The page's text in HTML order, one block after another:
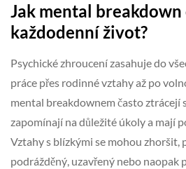
Jak mental
každodenní život?
Psychické zhroucení zasahuje do
práce přes rodinné vztahy až po
mental breakdownem často ztrácejí
zapomínají na důležité úkoly a mají
Vztahy s blízkými se mohou zhoršit,
podrážděný, uzavřený nebo naopak